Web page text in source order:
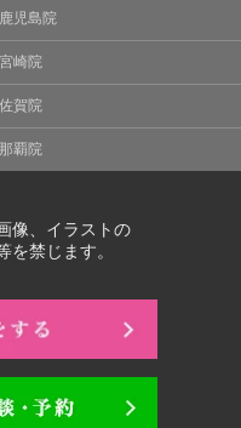
鹿児島院
宮崎院
佐賀院
那覇院
像、イラストの
を禁じます。